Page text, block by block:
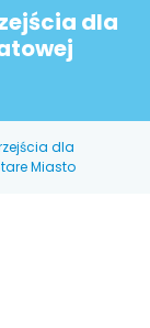
dla
dla
Miasto